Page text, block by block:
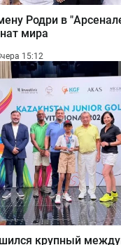
Родри в
мира
15:12
крупный